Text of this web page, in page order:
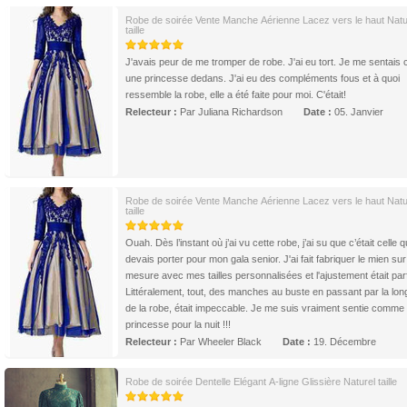
Robe de soirée Vente Manche Aérienne Lacez vers le haut
taille
J'avais peur de me tromper de robe. J'ai eu tort. Je me sentais
une princesse dedans. J'ai eu des compléments fous et à quoi
ressemble la robe, elle a été faite pour moi. C'était!
Relecteur : Par Juliana Richardson Date : 05. Janvier
Robe de soirée Vente Manche Aérienne Lacez vers le haut
taille
Ouah. Dès l’instant où j’ai vu cette robe, j’ai su que c’était celle
devais porter pour mon gala senior. J'ai fait fabriquer le mien sur
mesure avec mes tailles personnalisées et l'ajustement était
Littéralement, tout, des manches au buste en passant par la
de la robe, était impeccable. Je me suis vraiment sentie comme
princesse pour la nuit !!!
Relecteur : Par Wheeler Black Date : 19. Décembre
Robe de soirée Dentelle Elégant A-ligne Glissière Naturel taille